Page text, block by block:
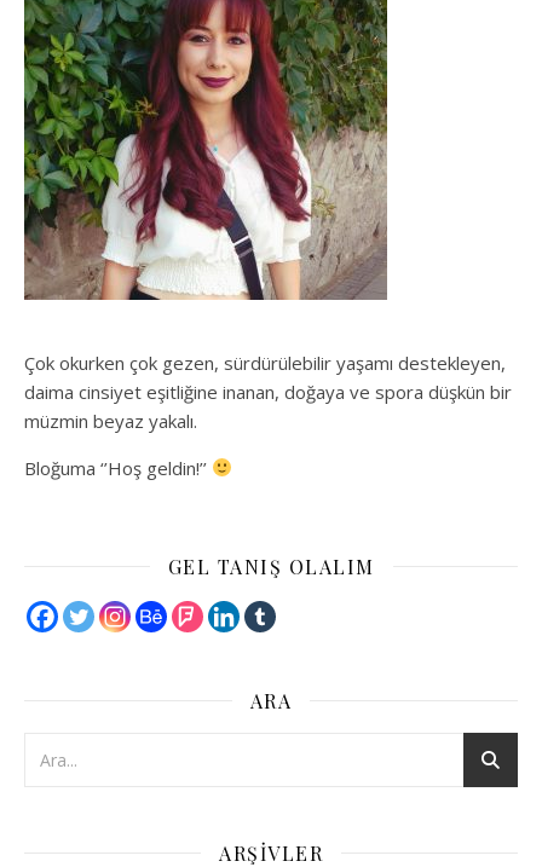
Çok okurken çok gezen, sürdürülebilir yaşamı destekleyen,
daima cinsiyet eşitliğine inanan, doğaya ve spora düşkün bir
müzmin beyaz yakalı.
Bloğuma ‘’Hoş geldin!’’
GEL TANIŞ OLALIM
ARA
ARŞIVLER